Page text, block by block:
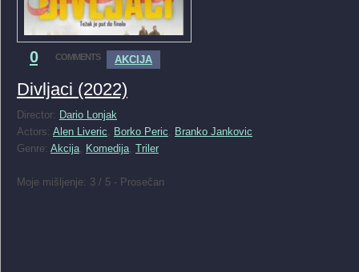
0 COMMENTS AKCIJA
Divljaci (2022)
Director: Dario Lonjak
Actors: Alen Liveric Borko Peric
Branko Jankovic
Genre: Akcija Komedija Triler
Moje mišljenje: 3 / 5 - Prosečan